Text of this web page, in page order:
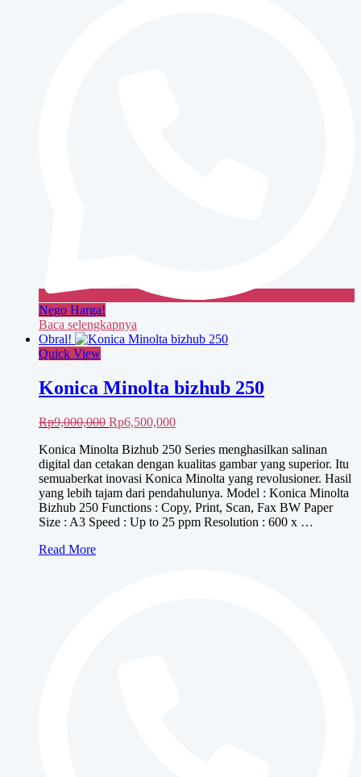
Nego Harga!
Baca selengkapnya
Obral!
Quick View
Konica Minolta bizhub 250
Rp9,000,000 Harga
adalah:
Rp9,000,000.
Rp6,500,000Harga
ini
adalah:
Rp6,500,000.
Konica Minolta Bizhub 250 Series menghasilkan salinan
digital dan cetakan dengan kualitas gambar yang superior. Itu
semuaberkat inovasi Konica Minolta yang revolusioner. Hasil
yang lebih tajam dari pendahulunya. Model : Konica Minolta
Bizhub 250 Functions : Copy, Print, Scan, Fax BW Paper
Size : A3 Speed : Up to 25 ppm Resolution : 600 x …
Konica
Read More